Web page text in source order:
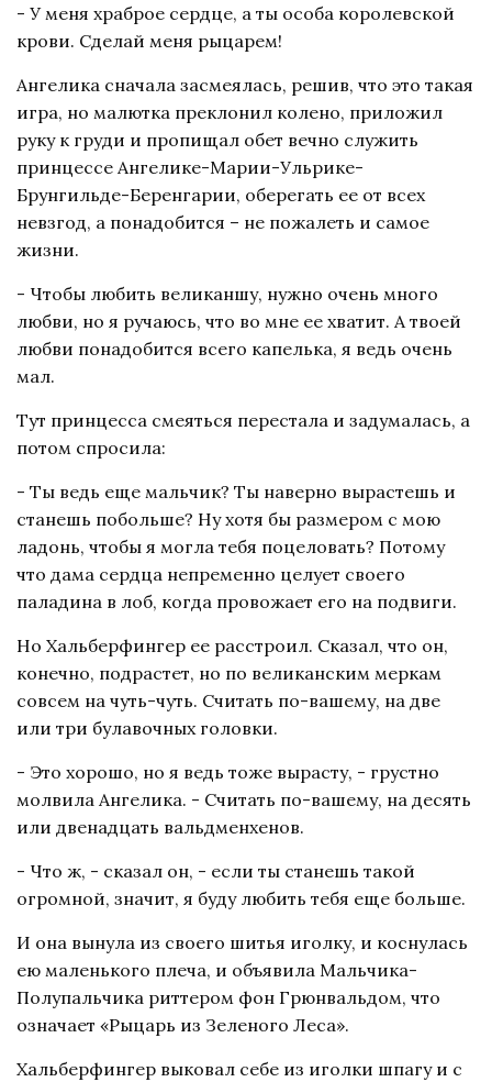
- У меня храброе сердце, а ты особа королевской
крови. Сделай меня рыцарем!
Ангелика сначала засмеялась, решив, что это такая
игра, но малютка преклонил колено, приложил
руку к груди и пропищал обет вечно служить
принцессе Ангелике-Марии-Ульрике-
Брунгильде-Беренгарии, оберегать ее от всех
невзгод, а понадобится – не пожалеть и самое
жизни.
- Чтобы любить великаншу, нужно очень много
любви, но я ручаюсь, что во мне ее хватит. А твоей
любви понадобится всего капелька, я ведь очень
мал.
Тут принцесса смеяться перестала и задумалась, а
потом спросила:
- Ты ведь еще мальчик? Ты наверно вырастешь и
станешь побольше? Ну хотя бы размером с мою
ладонь, чтобы я могла тебя поцеловать? Потому
что дама сердца непременно целует своего
паладина в лоб, когда провожает его на подвиги.
Но Хальберфингер ее расстроил. Сказал, что он,
конечно, подрастет, но по великанским меркам
совсем на чуть-чуть. Считать по-вашему, на две
или три булавочных головки.
- Это хорошо, но я ведь тоже вырасту, - грустно
молвила Ангелика. - Считать по-вашему, на десять
или двенадцать вальдменхенов.
- Что ж, - сказал он, - если ты станешь такой
огромной, значит, я буду любить тебя еще больше.
И она вынула из своего шитья иголку, и коснулась
ею маленького плеча, и объявила Мальчика-
Полупальчика риттером фон Грюнвальдом, что
означает «Рыцарь из Зеленого Леса».
Хальберфингер выковал себе из иголки шпагу и с